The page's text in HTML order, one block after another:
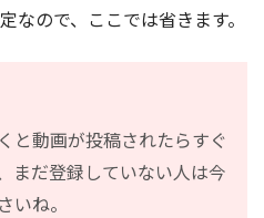
ので、ここでは省きます。
と動画が投稿されたらすぐ
まだ登録していない人は今
いね。